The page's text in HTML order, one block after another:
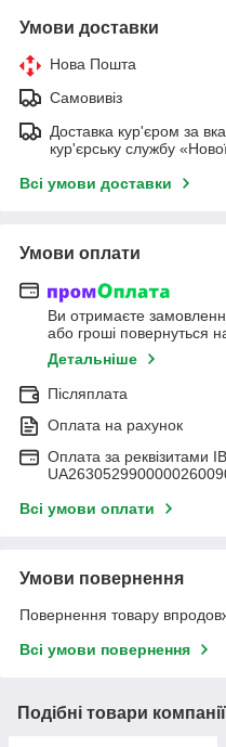
Умови доставки
Нова Пошта
Самовивіз
Доставка кур'єром за
кур'єрську службу
Всі умови доставки
Умови оплати
Ви отримаєте
або гроші повернуться
Детальніше
Післяплата
Оплата на рахунок
Оплата за реквізитами
Всі умови оплати
Умови повернення
Повернення товару
Всі умови повернення
Подібні товари компанії